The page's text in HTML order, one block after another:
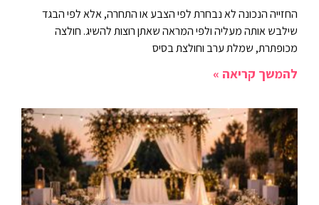
החזייה הנכונה לא נבחרת לפי הצבע או התחרה, אלא לפי הבגד
שילבש אותה מעליה ולפי המראה שאתן רוצות להשיג. חולצה
מכופתרת, שמלת ערב וחולצת בסיס
להמשך קריאה »